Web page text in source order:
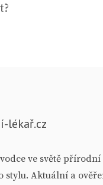
lékař.cz
ve světě
stylu. Aktuální a